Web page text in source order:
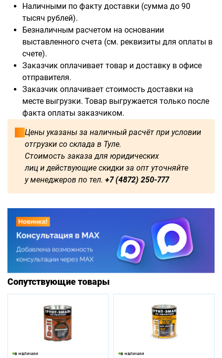
Наличными по факту доставки (сумма до 90
тысяч рублей).
Безналичным расчетом на основании
выставленного счета (см. реквизиты для оплаты в
счете).
Заказчик оплачивает товар и доставку в офисе
отправителя.
Заказчик оплачивает стоимость доставки на
месте выгрузки. Товар выгружается только после
факта оплаты заказчиком.
Цены указаны за наличный расчёт при условии
отгрузки со склада в Туле.
Стоимость заказа для юридических
лиц и действующие скидки за опт уточняйте
у менеджеров по тел. +7 (4872) 250-777
Сопутствующие товары
в наличии в наличии